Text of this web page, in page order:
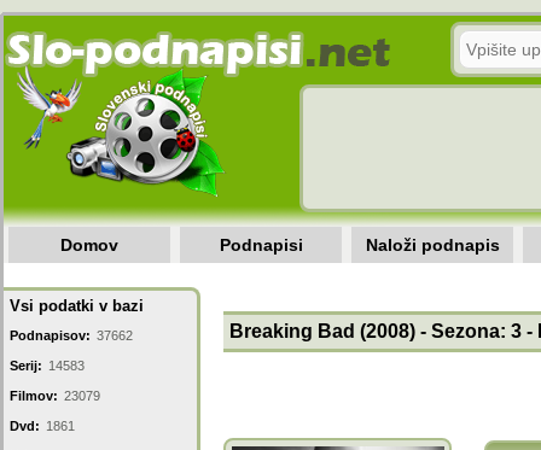
Domov Podnapisi Naloži podnapis
Vsi podatki v bazi
Podnapisov: 37662
Serij: 14583
Filmov: 23079
Dvd: 1861
Breaking Bad (2008) - Sezona: 3 -